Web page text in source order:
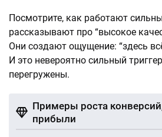
Посмотрите, как работают
рассказывают про “высокое
Они создают ощущение: “здесь
И это невероятно сильный
перегружены.
Примеры роста
прибыли